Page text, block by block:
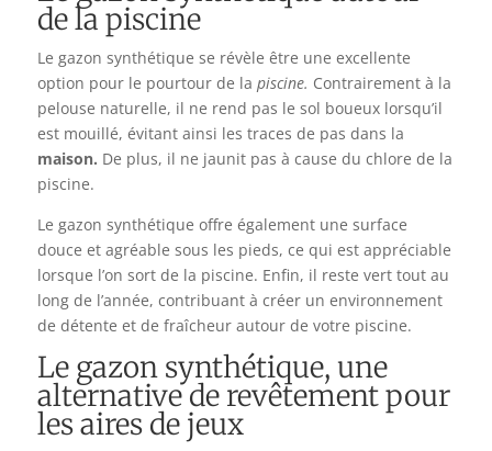
de la piscine
Le gazon synthétique se révèle être une excellente
option pour le pourtour de la piscine. Contrairement à la
pelouse naturelle, il ne rend pas le sol boueux lorsqu’il
est mouillé, évitant ainsi les traces de pas dans la
maison. De plus, il ne jaunit pas à cause du chlore de la
piscine.
Le gazon synthétique offre également une surface
douce et agréable sous les pieds, ce qui est appréciable
lorsque l’on sort de la piscine. Enfin, il reste vert tout au
long de l’année, contribuant à créer un environnement
de détente et de fraîcheur autour de votre piscine.
Le gazon synthétique, une
alternative de revêtement pour
les aires de jeux